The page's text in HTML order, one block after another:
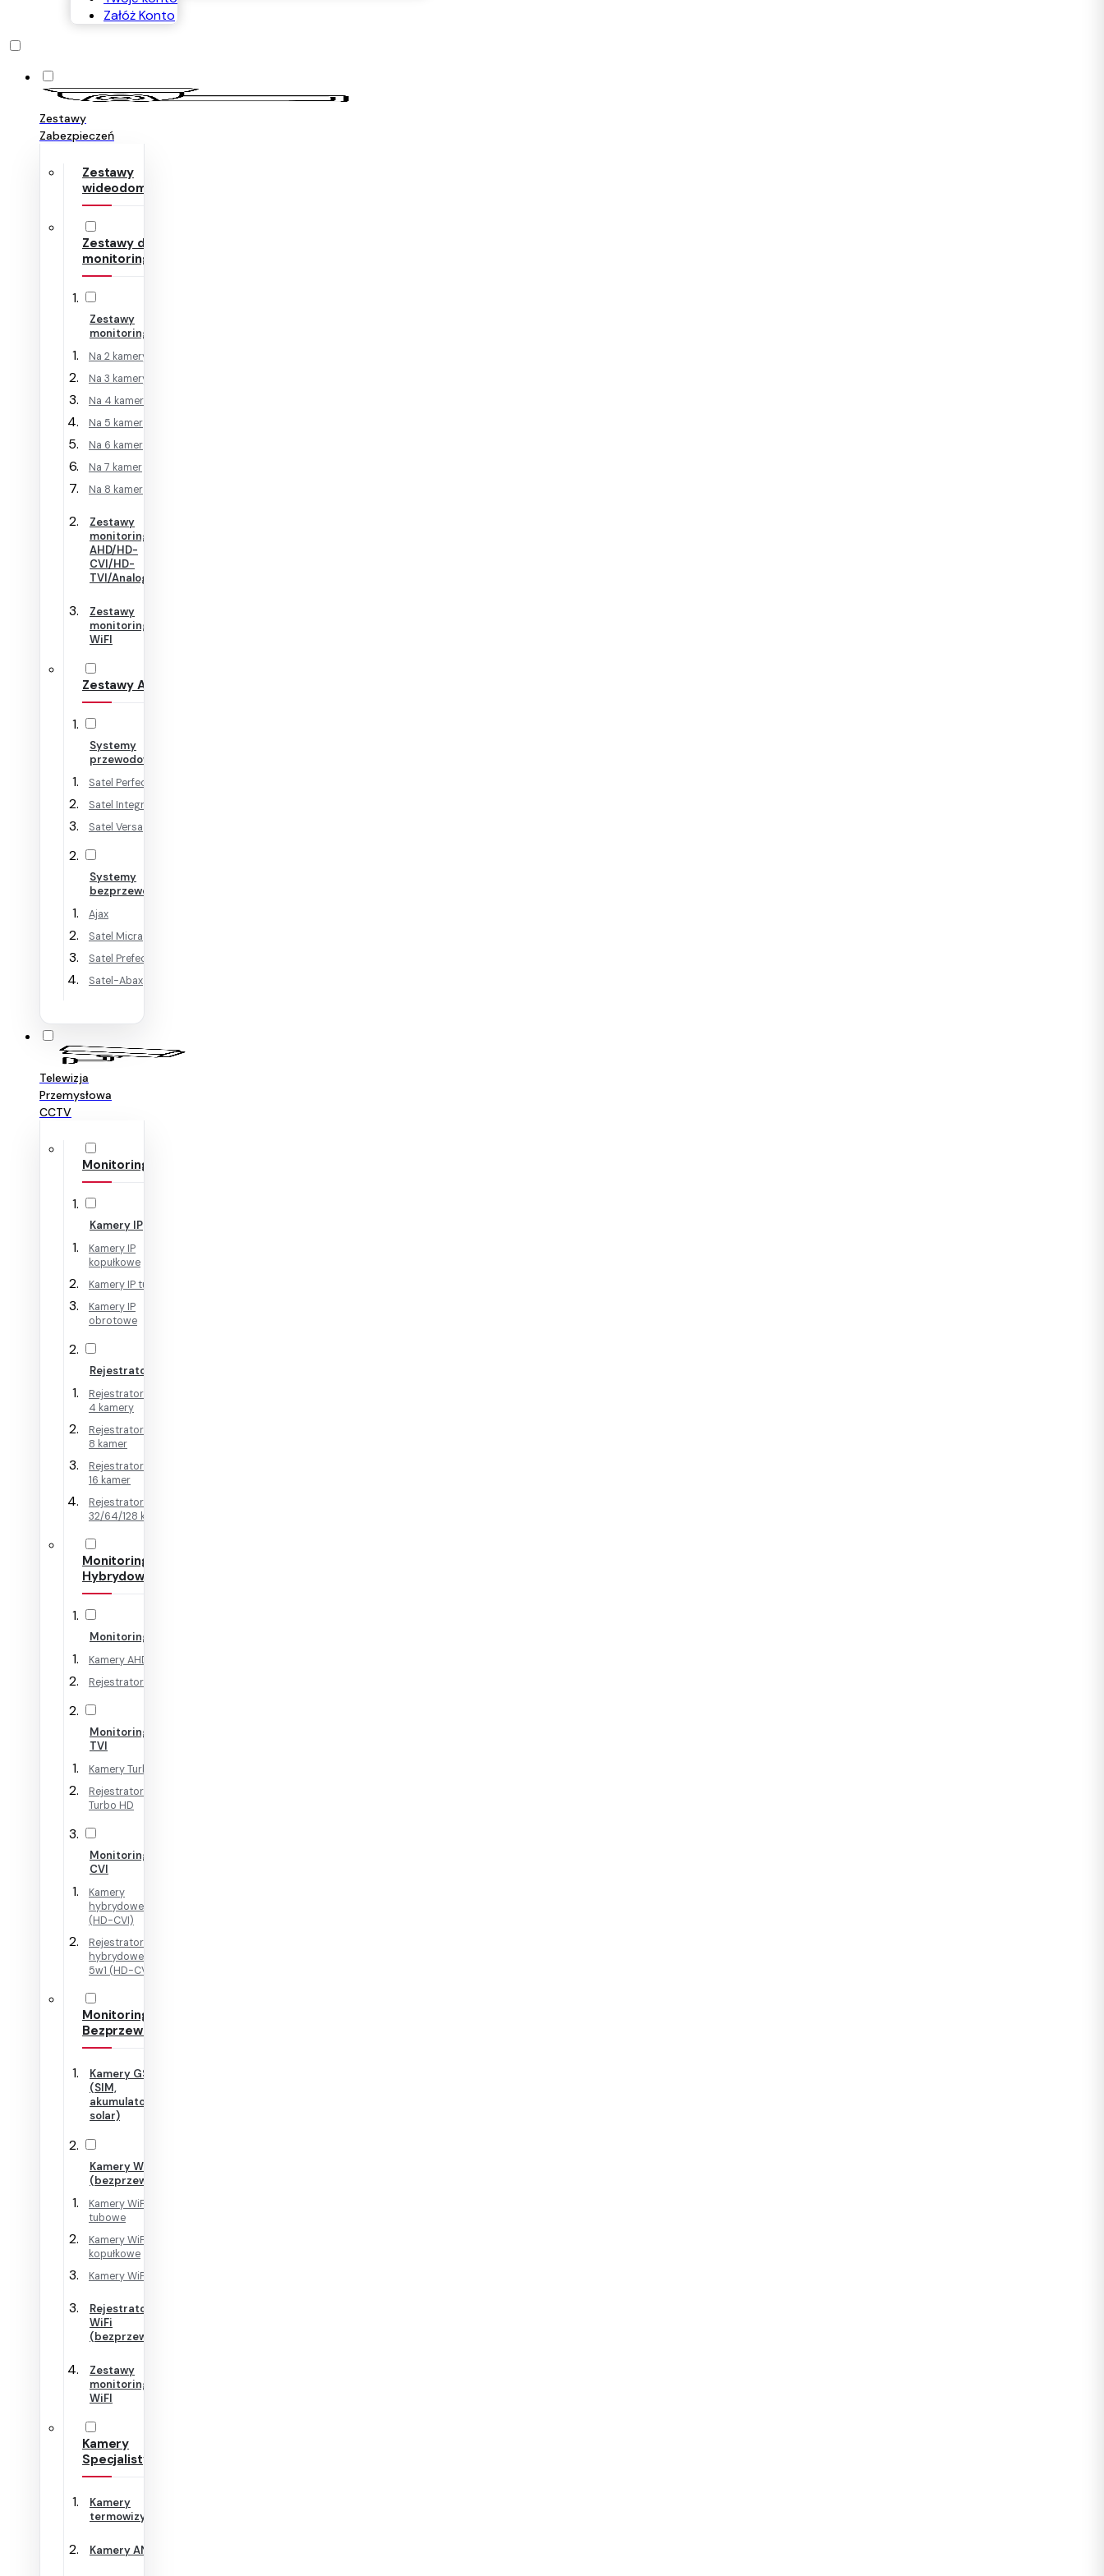
Załóż Konto
Zestawy
Zabezpieczeń
Zestawy
wideodomofonów
Zestawy do
monitoringu
Zestawy
monitoringu IP
Na 2 kamery
Na 3 kamery
Na 4 kamery
Na 5 kamer
Na 6 kamer
Na 7 kamer
Na 8 kamer
Zestawy
monitoringu
AHD/HD-
CVI/HD-
TVI/Analog
Zestawy
monitoringu
WiFI
Zestawy Alarmowe
Systemy
przewodowe
Satel Perfecta
Satel Integra
Satel Versa
Systemy
bezprzewodowe
Ajax
Satel Micra
Satel Prefecta WRL
Satel-Abax
Telewizja
Przemysłowa
CCTV
Monitoring IP
Kamery IP
Kamery IP
kopułkowe
Kamery IP tubowe
Kamery IP
obrotowe
Rejestratory IP
Rejestratory IP na
4 kamery
Rejestratory IP na
8 kamer
Rejestratory IP na
16 kamer
Rejestratory IP na
32/64/128 kamer
Monitoring
Hybrydowy
Monitoring AHD
Kamery AHD
Rejestratory AHD
Monitoring HD-
TVI
Kamery Turbo HD
Rejestratory
Turbo HD
Monitoring HD-
CVI
Kamery
hybrydowe 4w1
(HD-CVI)
Rejestratory
hybrydowe + IP
5w1 (HD-CVI)
Monitoring
Bezprzewodowy
Kamery GSM
(SIM,
akumulator,
solar)
Kamery WiFi
(bezprzewodowe)
Kamery WiFi
tubowe
Kamery WiFi
kopułkowe
Kamery WiFi Cube
Rejestratory
WiFi
(bezprzewodowe)
Zestawy
monitoringu
WiFI
Kamery
Specjalistyczne
Kamery
termowizyjne
Kamery ANPR